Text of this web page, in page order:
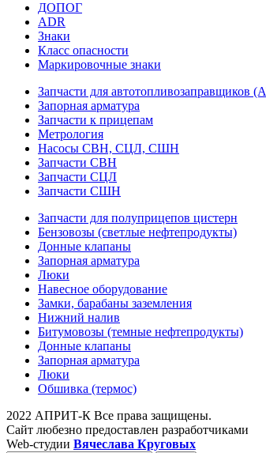
ДОПОГ
ADR
Знаки
Класс опасности
Маркировочные знаки
Запчасти для автотопливозаправщиков
Запорная арматура
Запчасти к прицепам
Метрология
Насосы СВН, СЦЛ, СШН
Запчасти СВН
Запчасти СЦЛ
Запчасти СШН
Запчасти для полуприцепов цистерн
Бензовозы (светлые нефтепродукты)
Донные клапаны
Запорная арматура
Люки
Навесное оборудование
Замки, барабаны заземления
Нижний налив
Битумовозы (темные нефтепродукты)
Донные клапаны
Запорная арматура
Люки
Обшивка (термос)
2022 АПРИТ-К Все права защищены.
Сайт любезно предоставлен разработчиками
Web-студии Вячеслава Круговых